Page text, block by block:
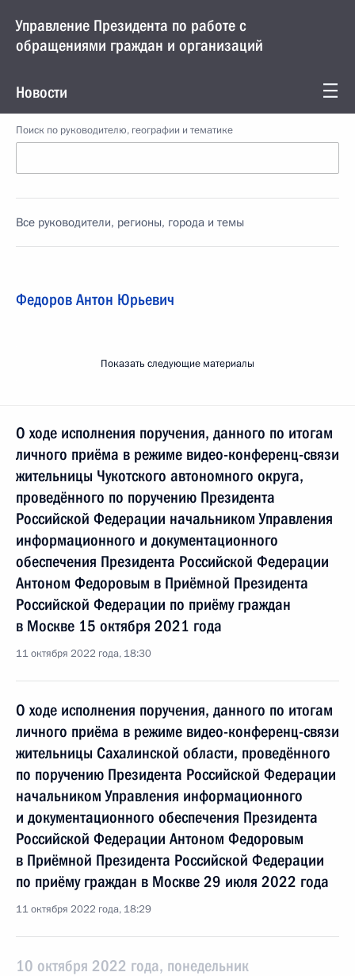
Управление Президента по работе с
обращениями граждан и организаций
Новости
Поиск по руководителю, географии и тематике
Все руководители, регионы, города и темы
Федоров Антон Юрьевич
Показать следующие материалы
О ходе исполнения поручения, данного по итогам
личного приёма в режиме видео-конференц-связи
жительницы Чукотского автономного округа,
проведённого по поручению Президента
Российской Федерации начальником Управления
информационного и документационного
обеспечения Президента Российской Федерации
Антоном Федоровым в Приёмной Президента
Российской Федерации по приёму граждан
в Москве 15 октября 2021 года
11 октября 2022 года, 18:30
О ходе исполнения поручения, данного по итогам
личного приёма в режиме видео-конференц-связи
жительницы Сахалинской области, проведённого
по поручению Президента Российской Федерации
начальником Управления информационного
и документационного обеспечения Президента
Российской Федерации Антоном Федоровым
в Приёмной Президента Российской Федерации
по приёму граждан в Москве 29 июля 2022 года
11 октября 2022 года, 18:29
10 октября 2022 года, понедельник